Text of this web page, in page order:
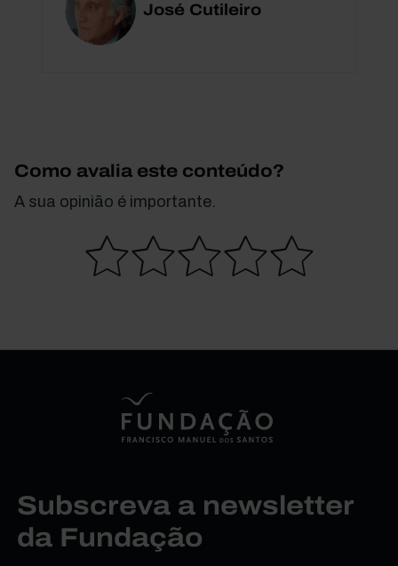
José Cutileiro
Como avalia este conteúdo?
A sua opinião é importante.
Subscreva a newsletter
da Fundação